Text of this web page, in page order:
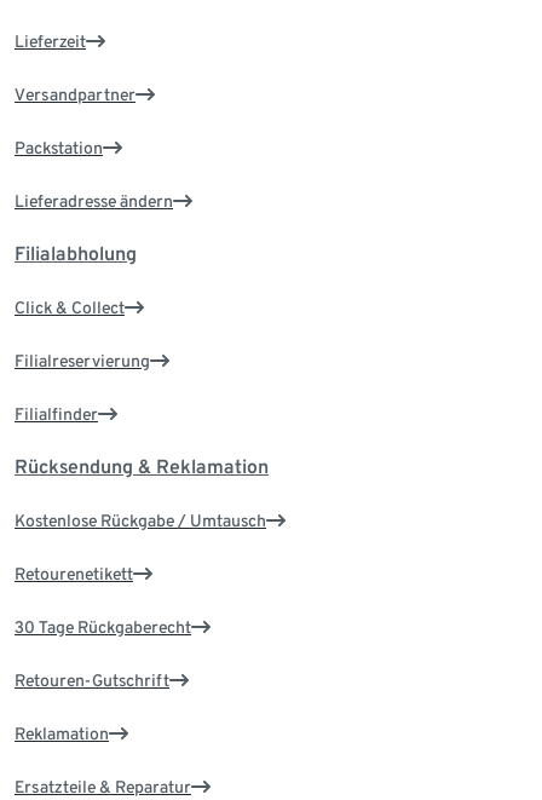
Lieferzeit
Versandpartner
Packstation
Lieferadresse ändern
Filialabholung
Click & Collect
Filialreservierung
Filialfinder
Rücksendung & Reklamation
Kostenlose Rückgabe / Umtausch
Retourenetikett
30 Tage Rückgaberecht
Retouren-Gutschrift
Reklamation
Ersatzteile & Reparatur